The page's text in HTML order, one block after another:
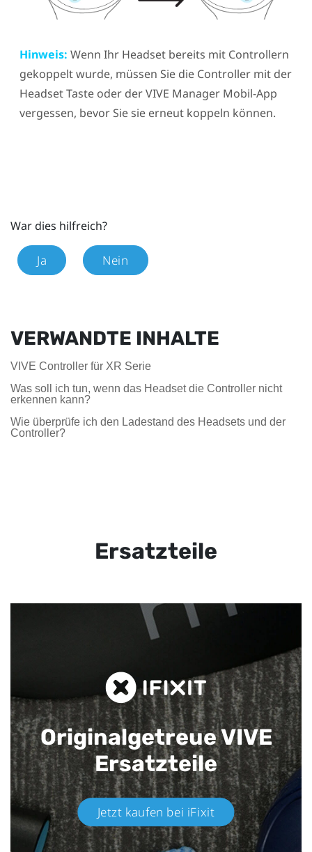
Hinweis: Wenn Ihr Headset bereits mit Controllern
gekoppelt wurde, müssen Sie die Controller mit der
HeadsetTaste oder derVIVE ManagerMobil-App
vergessen, bevor Sie sie erneut koppeln können.
War dies hilfreich?
Ja Nein
VERWANDTE INHALTE
VIVE Controller für XR Serie
Was soll ich tun, wenn das Headset die Controller nicht
erkennen kann?
Wie überprüfe ich den Ladestand des Headsets und der
Controller?
Ersatzteile
Originalgetreue VIVE
Ersatzteile
Jetzt kaufen bei iFixit​